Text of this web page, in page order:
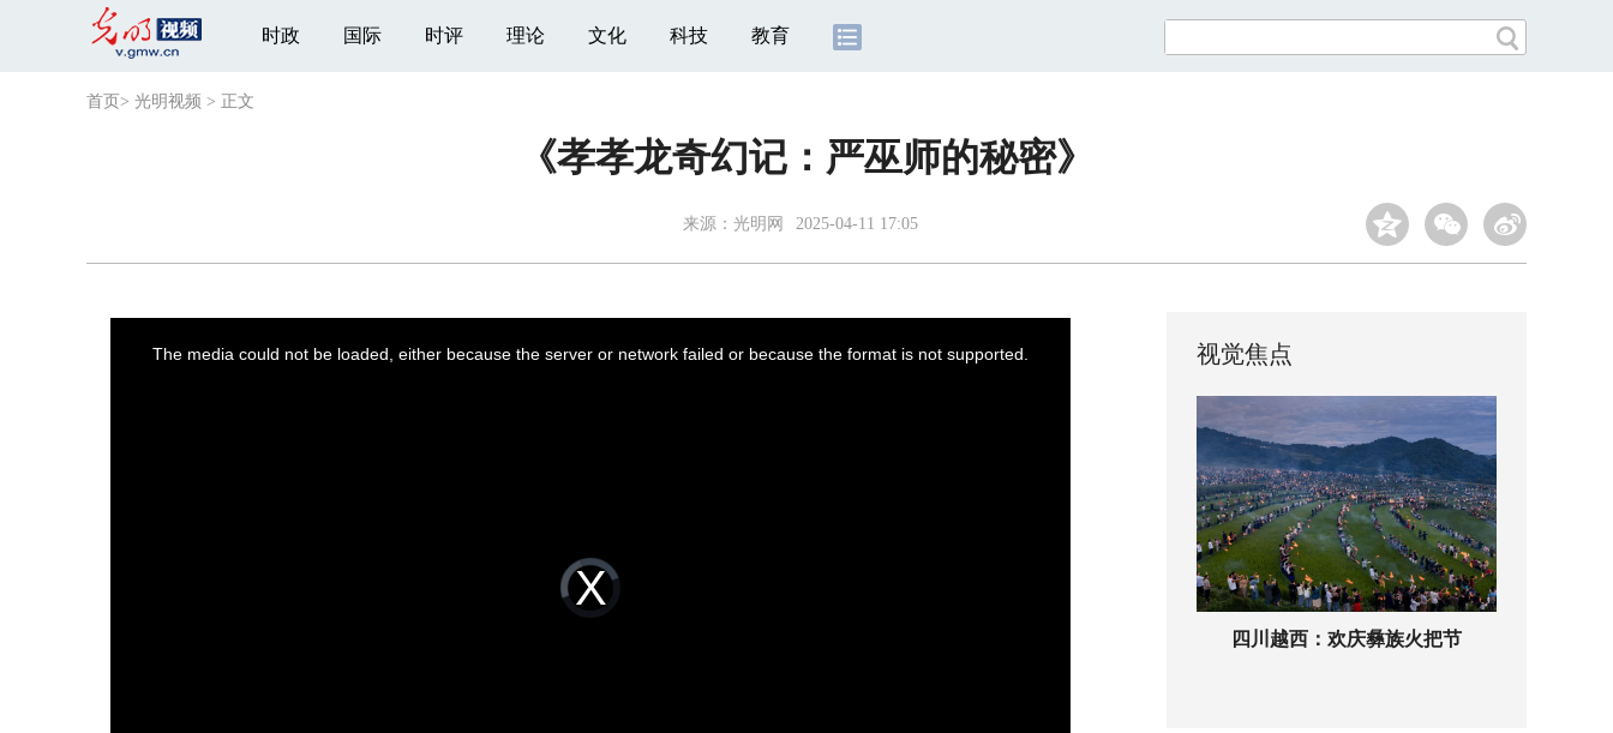
时政 国际 时评 理论 文化 科技 教育
首页 > 光明视频 > 正文
《孝孝龙奇幻记：严巫师的秘密》
来源： 光明网 2025-04-11 17:05
Video
Player
is
loading.
The media could not be loaded, either because the server or network failed or because the format is not supported. 视觉焦点
四川越西：欢庆彝族火把节